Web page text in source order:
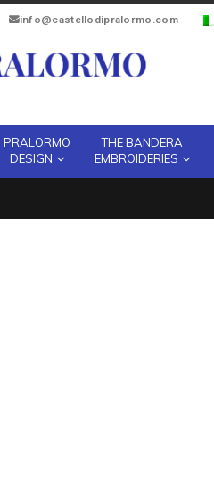
info@castellodipralormo.com
PRALORMO
DESIGN
THE BANDERA
EMBROIDERIES